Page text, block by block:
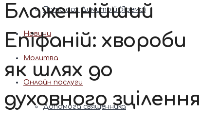
Патріарх Димитрій (Ярема)
Новини
Молитва
Онлайн послуги
Допомога священника
Блаженнійший
Епіфаній: хвороби
як шлях до
духовного зцілення